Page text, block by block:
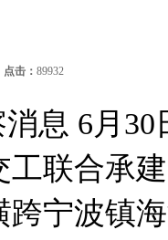
点击： 89932
息 6月
工联合承
宁波镇